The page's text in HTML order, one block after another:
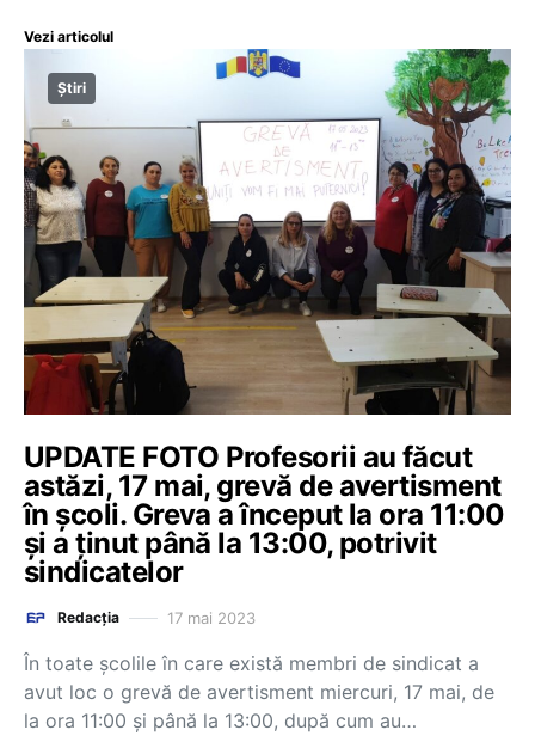
Vezi articolul
Știri
UPDATE FOTO Profesorii au făcut
astăzi, 17 mai, grevă de avertisment
în școli. Greva a început la ora 11:00
și a ținut până la 13:00, potrivit
sindicatelor
Redacția 17 mai 2023
În toate școlile în care există membri de sindicat a
avut loc o grevă de avertisment miercuri, 17 mai, de
la ora 11:00 și până la 13:00, după cum au…